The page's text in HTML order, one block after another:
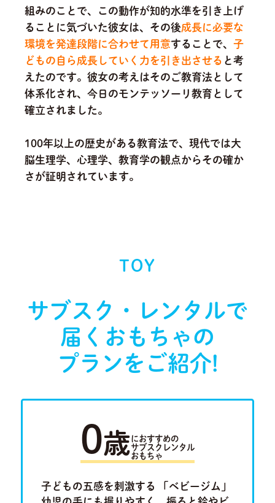
組みのことで、この動作が知的水準を引き上げ
ることに気づいた彼女は、その後成長に必要な
環境を発達段階に合わせて用意することで、子
どもの自ら成長していく力を引き出させる と考
えたのです。彼女の考えはそのご教育法として
体系化され、今日のモンテッソーリ教育として
確立されました。
100年以上の歴史がある教育法で、現代では大
脳生理学、心理学、教育学の観点からその確か
さが証明されています。
TOY
サブスク・レンタルで
届く おもちゃの
プランをご紹介!
0歳におすすめの
サブスクレンタル
おもちゃ
子どもの五感を刺激する 「ベビージム」